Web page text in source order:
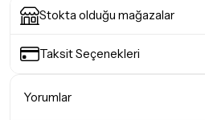
Stokta olduğu mağazalar
Taksit Seçenekleri
Yorumlar